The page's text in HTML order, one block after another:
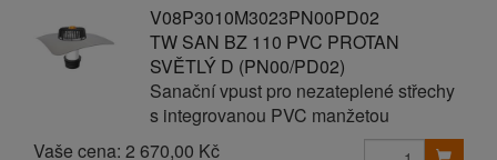
V08P3010M3023PN00PD02
TW SAN BZ 110 PVC PROTAN
SVĚTLÝ D (PN00/PD02)
Sanační vpust pro nezateplené střechy
s integrovanou PVC manžetou
Vaše cena: 2 670,00 Kč